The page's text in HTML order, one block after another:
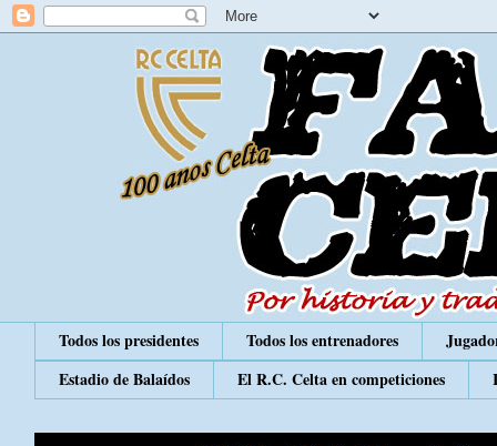
Todos los presidentes Todos los entrenadores
Estadio de Balaídos
El R.C. Celta en competiciones